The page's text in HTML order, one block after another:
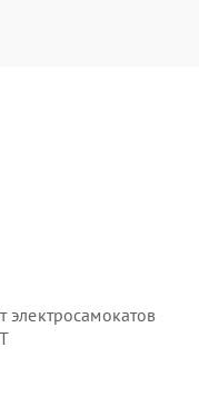
электросамокатов